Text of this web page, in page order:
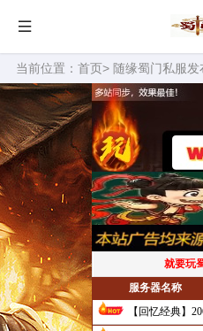
当前位置： 首页> 随缘蜀门私服发